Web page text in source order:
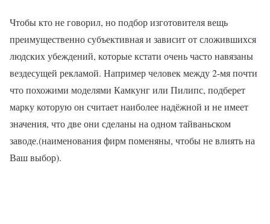
Чтобы кто не говорил, но подбор изготовителя вещь
преимущественно субъективная и зависит от сложившихся
людских убеждений, которые кстати очень часто навязаны
вездесущей рекламой. Например человек между 2-мя почти
что похожими моделями Камкунг или Пилипс, подберет
марку которую он считает наиболее надёжной и не имеет
значения, что две они сделаны на одном тайваньском
заводе.(наименования фирм поменяны, чтобы не влиять на
Ваш выбор).